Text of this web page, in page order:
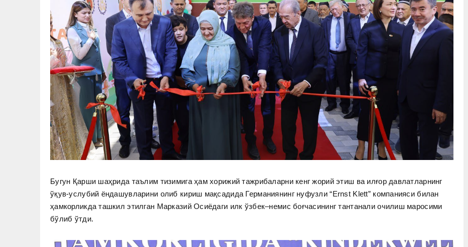
Бугун Қарши шаҳрида таълим тизимига ҳам хорижий тажрибаларни кенг жорий этиш ва илғор давлатларнинг
ўқув-услубий ёндашувларини олиб кириш мақсадида Германиянинг нуфузли “Ernst Klett” компанияси билан
ҳамкорликда ташкил этилган Марказий Осиёдаги илк ўзбек–немис боғчасининг тантанали очилиш маросими
бўлиб ўтди.